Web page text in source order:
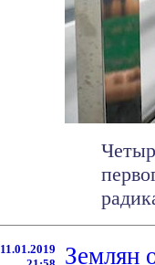
11.01.2019
Землян